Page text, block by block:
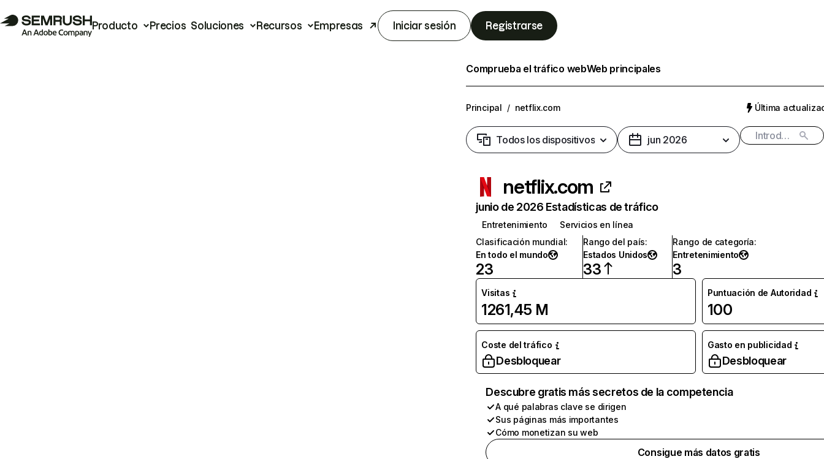
Producto Precios Soluciones Recursos Empresas Iniciar sesión Registrarse
Comprueba el tráfico webWeb principales
Principal / netflix.com Última
Todos los dispositivos jun 2026
netflix.com
junio de 2026 Estadísticas de tráfico
Entretenimiento
Servicios en línea
Clasificación mundial:
En todo el mundo
23
Rango del país:
Estados Unidos
33
Rango de categoría:
Entretenimiento
3
Visitas
1261,45 M
Puntuación de Autoridad
100
Coste del tráfico
Desbloquear
Gasto en publicidad
Desbloquear
Descubre gratis más secretos de la competencia
A qué palabras clave se dirigen
Sus páginas más importantes
Cómo monetizan su web
Consigue más datos gratis